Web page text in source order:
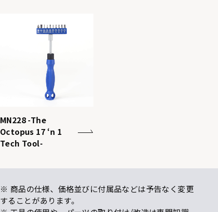
MN228 -The
Octopus 17 ‘n 1
Tech Tool-
※ 商品の仕様、価格並びに付属品などは予告なく変更
することがあります。